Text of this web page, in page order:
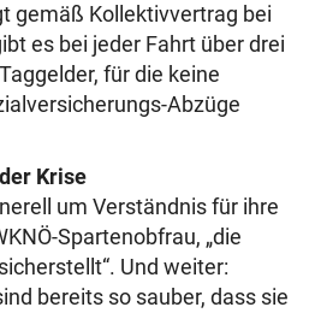
gemäß Kollektivvertrag bei
es bei jeder Fahrt über drei
für die keine
Abzüge
Krise
um Verständnis für ihre
Spartenobfrau, „die
Und weiter:
bereits so sauber, dass sie